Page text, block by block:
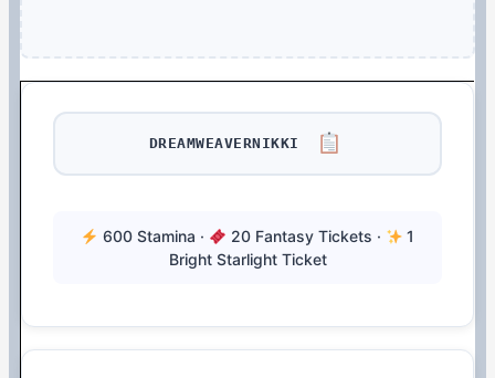
DREAMWEAVERNIKKI
600 Stamina · 20 Fantasy Tickets ·
1
Bright Starlight Ticket